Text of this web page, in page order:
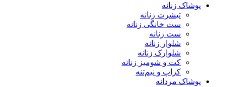
پوشاک زنانه
تیشرت زنانه
ست خانگی زنانه
ست زنانه
شلوار زنانه
شلوارک زنانه
کت و شومیز زنانه
کراپ و نیم‌تنه
پوشاک مردانه